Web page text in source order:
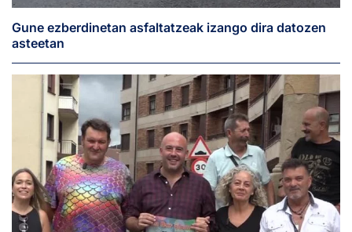
Gune ezberdinetan asfaltatzeak izango dira datozen
asteetan